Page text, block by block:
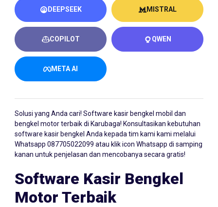
DEEPSEEK MISTRAL
COPILOT QWEN
META AI
Solusi yang Anda cari! Software kasir bengkel mobil dan
bengkel motor terbaik di Karubaga! Konsultasikan kebutuhan
software kasir bengkel Anda kepada tim kami kami melalui
Whatsapp 087705022099 atau klik icon Whatsapp di samping
kanan untuk penjelasan dan mencobanya secara gratis!
Software Kasir Bengkel
Motor Terbaik